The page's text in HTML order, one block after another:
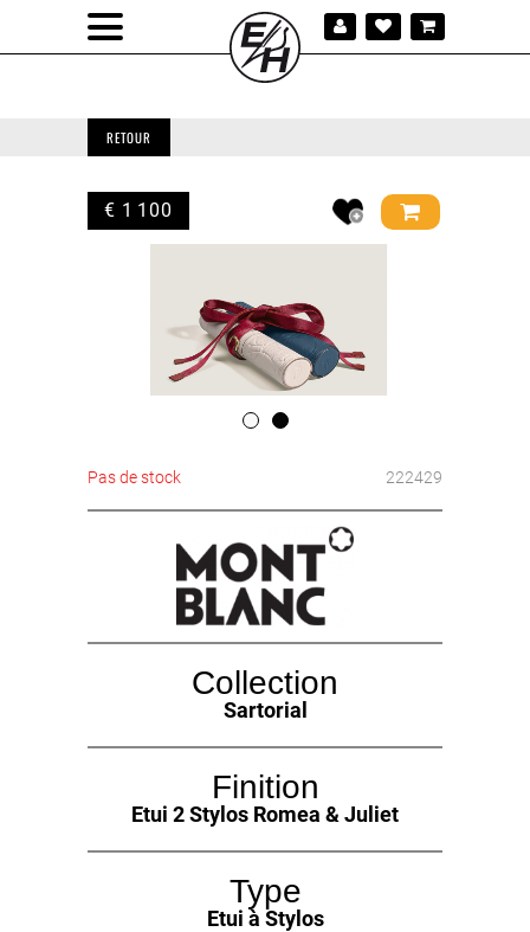
RETOUR
€ 1 100
Pas de stock 222429
Collection
Sartorial
Finition
Etui 2 Stylos Romea & Juliet
Type
Etui à Stylos